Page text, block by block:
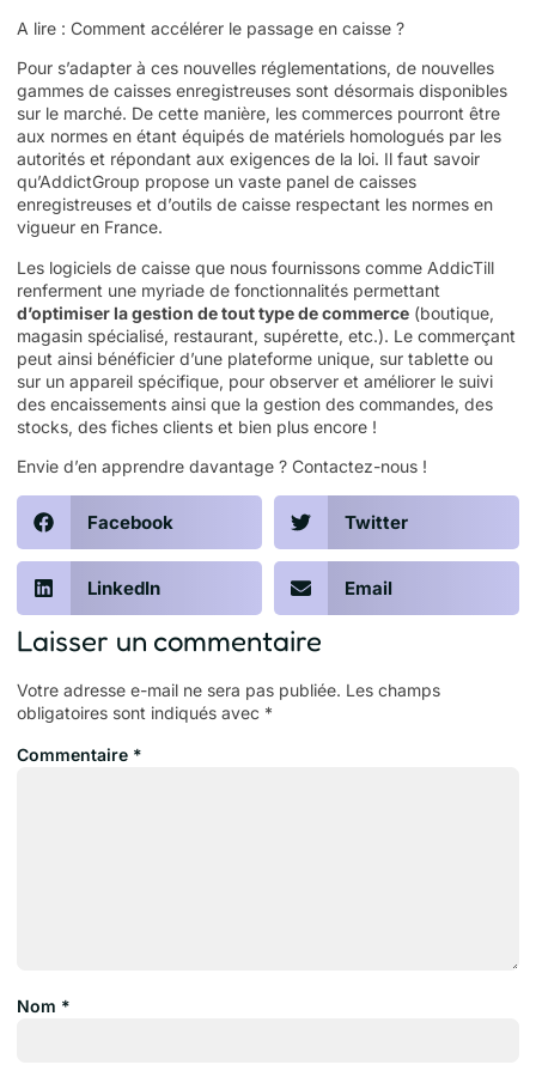
A lire : Comment accélérer le passage en caisse ?
Pour s’adapter à ces nouvelles réglementations, de nouvelles
gammes de caisses enregistreuses sont désormais disponibles
sur le marché. De cette manière, les commerces pourront être
aux normes en étant équipés de matériels homologués par les
autorités et répondant aux exigences de la loi. Il faut savoir
qu’AddictGroup propose un vaste panel de caisses
enregistreuses et d’outils de caisse respectant les normes en
vigueur en France.
Les logiciels de caisse que nous fournissons comme AddicTill
renferment une myriade de fonctionnalités permettant
d’optimiser la gestion de tout type de commerce (boutique,
magasin spécialisé, restaurant, supérette, etc.). Le commerçant
peut ainsi bénéficier d’une plateforme unique, sur tablette ou
sur un appareil spécifique, pour observer et améliorer le suivi
des encaissements ainsi que la gestion des commandes, des
stocks, des fiches clients et bien plus encore !
Envie d’en apprendre davantage ? Contactez-nous !
Facebook Twitter
LinkedIn Email
Laisser un commentaire
Votre adresse e-mail ne sera pas publiée. Les champs
obligatoires sont indiqués avec *
Commentaire *
Nom *